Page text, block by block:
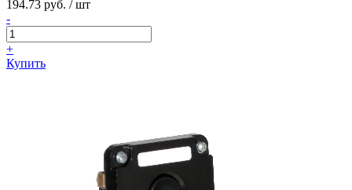
194.73 руб. / шт
-
+
Купить